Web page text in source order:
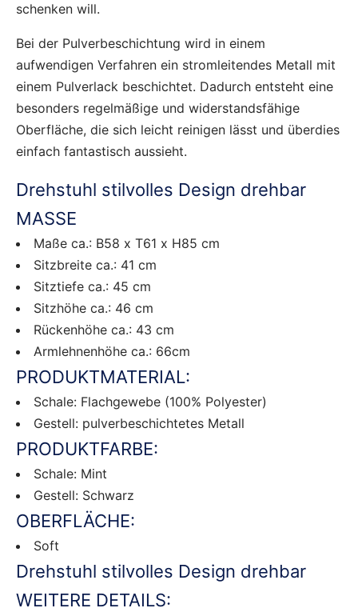
schenken will.
Bei der Pulverbeschichtung wird in einem
aufwendigen Verfahren ein stromleitendes Metall mit
einem Pulverlack beschichtet. Dadurch entsteht eine
besonders regelmäßige und widerstandsfähige
Oberfläche, die sich leicht reinigen lässt und überdies
einfach fantastisch aussieht.
Drehstuhl stilvolles Design drehbar
MASSE
Maße ca.: B58 x T61 x H85 cm
Sitzbreite ca.: 41 cm
Sitztiefe ca.: 45 cm
Sitzhöhe ca.: 46 cm
Rückenhöhe ca.: 43 cm
Armlehnenhöhe ca.: 66cm
PRODUKTMATERIAL:
Schale: Flachgewebe (100% Polyester)
Gestell: pulverbeschichtetes Metall
PRODUKTFARBE:
Schale: Mint
Gestell: Schwarz
OBERFLÄCHE:
Soft
Drehstuhl stilvolles Design drehbar
WEITERE DETAILS: